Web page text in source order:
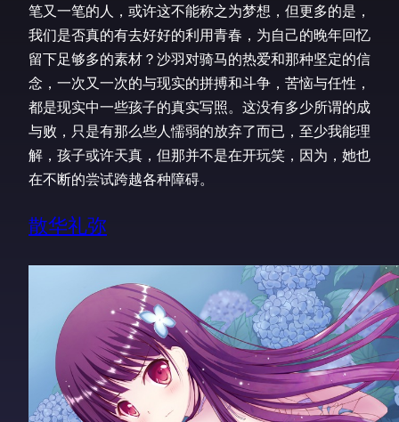
笔又一笔的人，或许这不能称之为梦想，但更多的是，
我们是否真的有去好好的利用青春，为自己的晚年回忆
留下足够多的素材？沙羽对骑马的热爱和那种坚定的信
念，一次又一次的与现实的拼搏和斗争，苦恼与任性，
都是现实中一些孩子的真实写照。这没有多少所谓的成
与败，只是有那么些人懦弱的放弃了而已，至少我能理
解，孩子或许天真，但那并不是在开玩笑，因为，她也
在不断的尝试跨越各种障碍。
散华礼弥